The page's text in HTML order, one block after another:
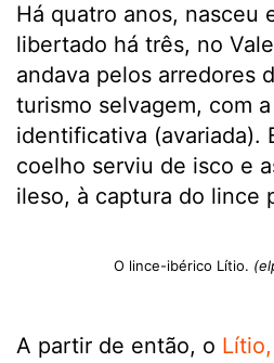
Há quatro anos, nasceu
libertado há três, no
andava pelos arredores
turismo selvagem, com
identificativa (avariada).
coelho serviu de isco e
ileso, à captura do lince
O lince-ibérico Lítio.
A partir de então, o